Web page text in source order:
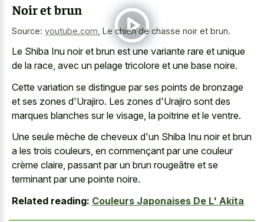
Noir et brun
Source: youtube.com Le chien de chasse noir et brun.
Le Shiba Inu noir et brun est une variante rare et unique
de la race, avec un pelage tricolore et une base noire.
Cette variation se distingue par ses points de bronzage
et ses zones d'Urajiro. Les zones d'Urajiro sont des
marques blanches sur le visage, la poitrine et le ventre.
Une seule mèche de cheveux d'un Shiba Inu noir et brun
a les trois couleurs, en commençant par une couleur
crème claire, passant par un brun rougeâtre et se
terminant par une pointe noire.
Related reading: Couleurs Japonaises De L' Akita